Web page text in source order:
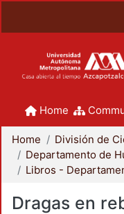
Home
Home
Dragas en